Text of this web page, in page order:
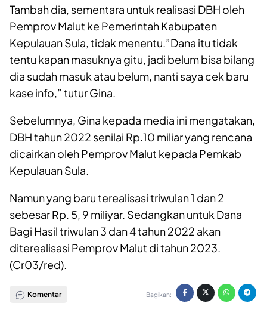
Tambah dia, sementara untuk realisasi DBH oleh
Pemprov Malut ke Pemerintah Kabupaten
Kepulauan Sula, tidak menentu.”Dana itu tidak
tentu kapan masuknya gitu, jadi belum bisa bilang
dia sudah masuk atau belum, nanti saya cek baru
kase info,” tutur Gina.
Sebelumnya, Gina kepada media ini mengatakan,
DBH tahun 2022 senilai Rp.10 miliar yang rencana
dicairkan oleh Pemprov Malut kepada Pemkab
Kepulauan Sula.
Namun yang baru terealisasi triwulan 1 dan 2
sebesar Rp. 5, 9 miliyar. Sedangkan untuk Dana
Bagi Hasil triwulan 3 dan 4 tahun 2022 akan
diterealisasi Pemprov Malut di tahun 2023.
(Cr03/red).
Komentar Bagikan: